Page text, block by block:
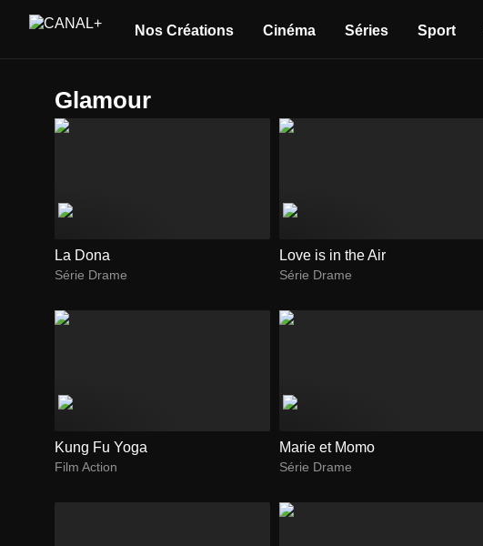
Nos Créations Cinéma Séries Sport
glamour
La Dona
Série Drame
Love is in the Air
Série Drame
Kung Fu Yoga
Film Action
Marie et Momo
Série Drame